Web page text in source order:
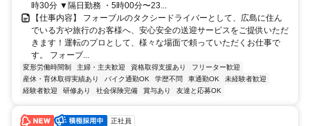
時30分 ▼隔日勤務 ・5時00分〜23...
【仕事内容】 フォーブルのタクシードライバーとして、広島に住ん
でいる方や旅行のお客様へ、安心安全の送迎サービスをご提供いただ
きます！運転のプロとして、様々な場面で頼っていただくお仕事で
す。 フォーブ...
変形労働時間制 主婦・主夫歓迎 資格取得支援あり
フリーター歓迎
産休・育休取得実績あり
バイク通勤OK 学歴不問 車通勤OK
未経験者歓迎
経験者歓迎
研修あり 社会保険完備 賞与あり 友達と応募OK
正社員